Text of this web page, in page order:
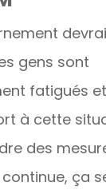
gens sont
fatigués
à cette
des
ça